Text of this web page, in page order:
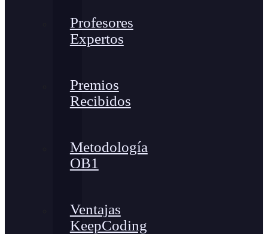
Profesores
Expertos
Premios
Recibidos
Metodología
OB1
Ventajas
KeepCoding